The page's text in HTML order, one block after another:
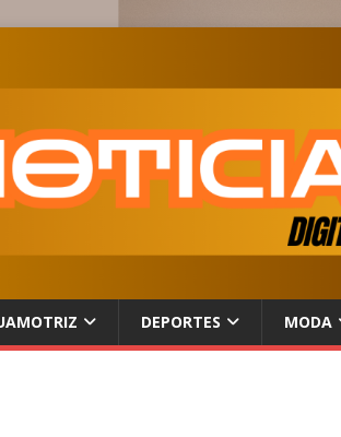
DEPORTES MODA